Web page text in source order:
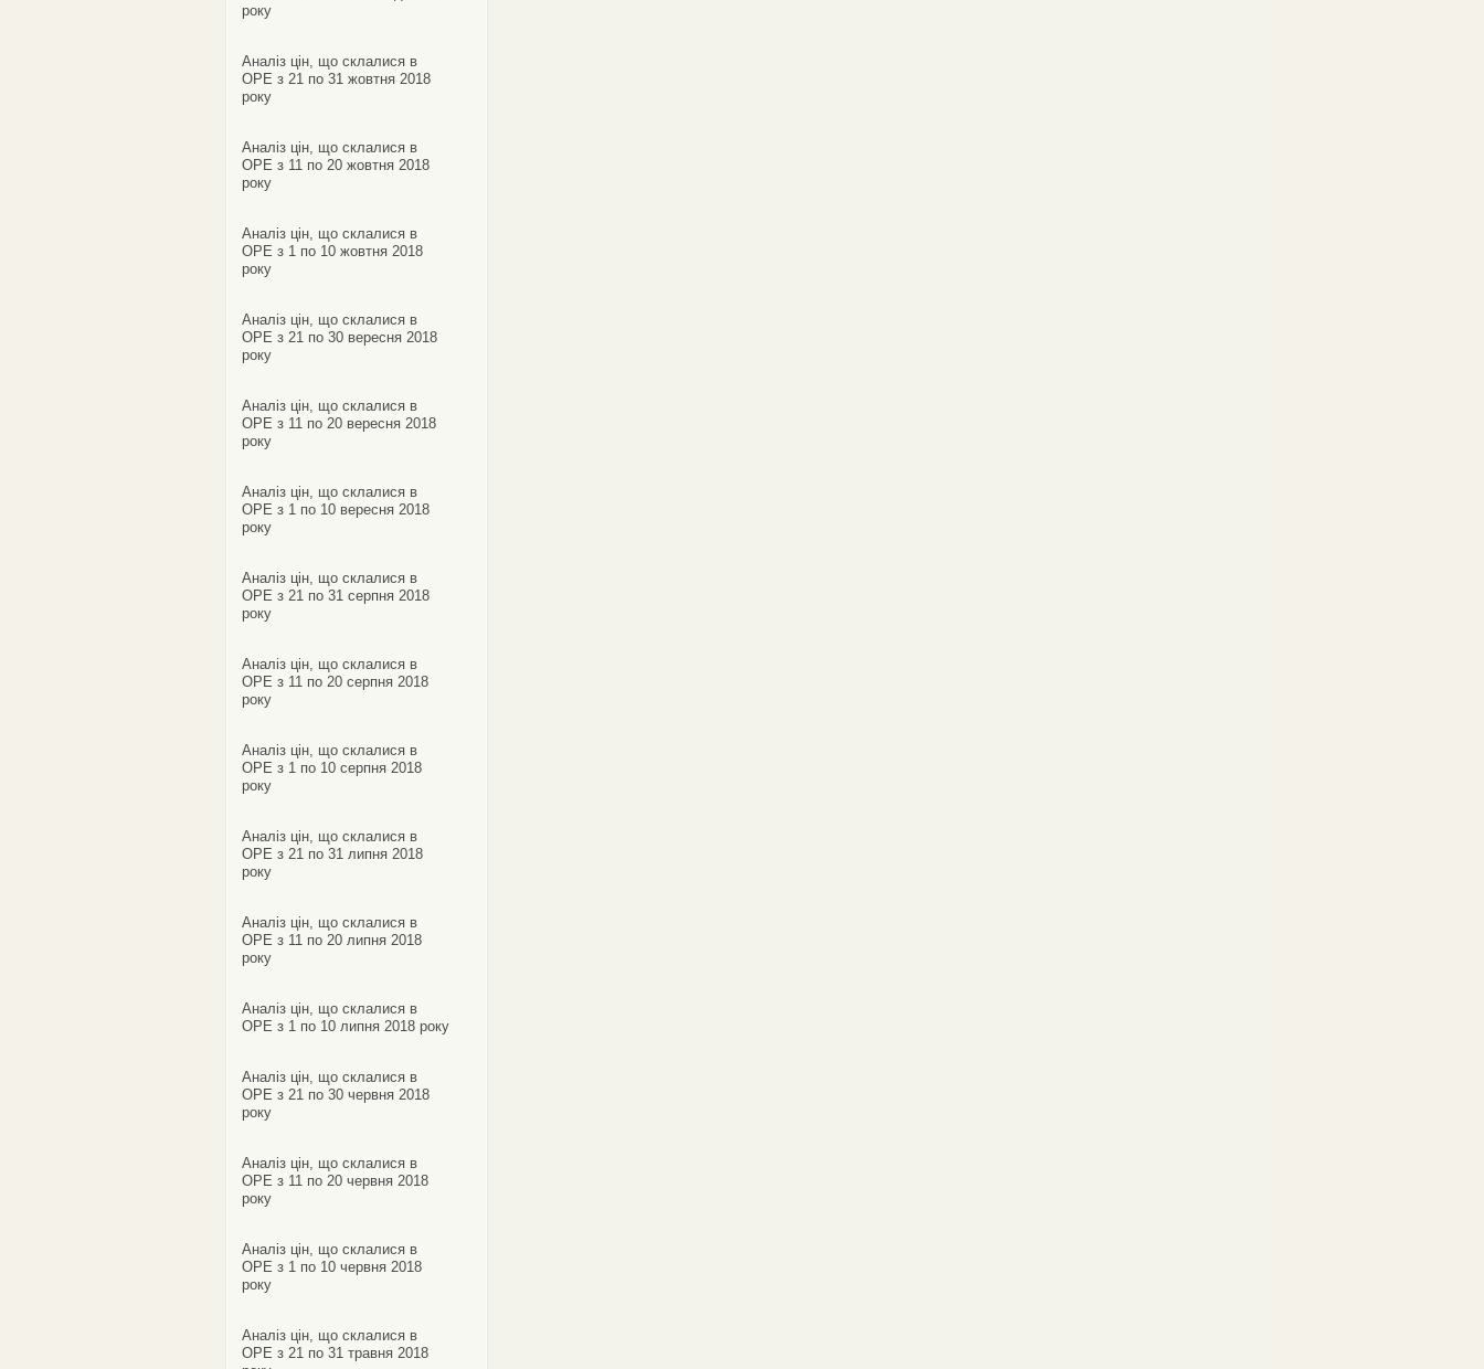
року
Аналіз цін, що склалися в
ОРЕ з 21 по 31 жовтня 2018
року
Аналіз цін, що склалися в
ОРЕ з 11 по 20 жовтня 2018
року
Аналіз цін, що склалися в
ОРЕ з 1 по 10 жовтня 2018
року
Аналіз цін, що склалися в
ОРЕ з 21 по 30 вересня 2018
року
Аналіз цін, що склалися в
ОРЕ з 11 по 20 вересня 2018
року
Аналіз цін, що склалися в
ОРЕ з 1 по 10 вересня 2018
року
Аналіз цін, що склалися в
ОРЕ з 21 по 31 серпня 2018
року
Аналіз цін, що склалися в
ОРЕ з 11 по 20 серпня 2018
року
Аналіз цін, що склалися в
ОРЕ з 1 по 10 серпня 2018
року
Аналіз цін, що склалися в
ОРЕ з 21 по 31 липня 2018
року
Аналіз цін, що склалися в
ОРЕ з 11 по 20 липня 2018
року
Аналіз цін, що склалися в
ОРЕ з 1 по 10 липня 2018 року
Аналіз цін, що склалися в
ОРЕ з 21 по 30 червня 2018
року
Аналіз цін, що склалися в
ОРЕ з 11 по 20 червня 2018
року
Аналіз цін, що склалися в
ОРЕ з 1 по 10 червня 2018
року
Аналіз цін, що склалися в
ОРЕ з 21 по 31 травня 2018